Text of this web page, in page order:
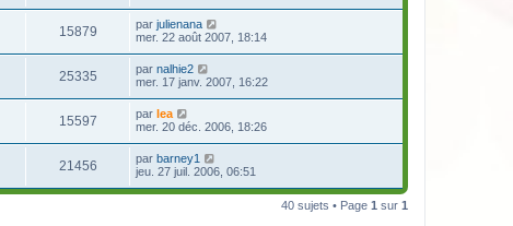
15879 par julienana
mer. 22 août 2007, 18:14
25335 par nalhie2
mer. 17 janv. 2007, 16:22
15597 par lea
mer. 20 déc. 2006, 18:26
21456 par barney1
jeu. 27 juil. 2006, 06:51
40 sujets • Page 1 sur 1